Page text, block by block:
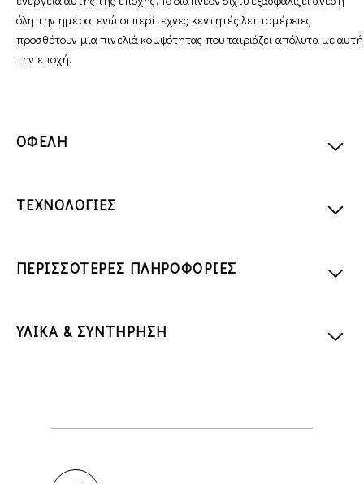
όλη την ημέρα, ενώ οι περίτεχνες κεντητές λεπτομέρειες
προσθέτουν μια πινελιά κομψότητας που ταιριάζει απόλυτα με αυτή
την εποχή.
ΟΦΕΛΗ
ΤΕΧΝΟΛΟΓΙΕΣ
ΠΕΡΙΣΣΟΤΕΡΕΣ ΠΛΗΡΟΦΟΡΙΕΣ
ΥΛΙΚΑ & ΣΥΝΤΗΡΗΣΗ